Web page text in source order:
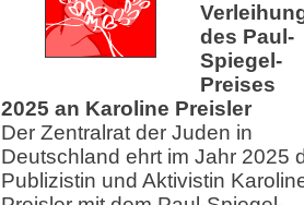
des Paul-
Spiegel-
Preises
2025 an Karoline Preisler
Der Zentralrat der Juden in
Deutschland ehrt im Jahr 2025
Publizistin und Aktivistin